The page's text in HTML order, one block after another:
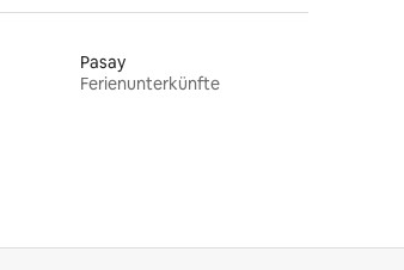
Pasay
Ferienunterkünfte